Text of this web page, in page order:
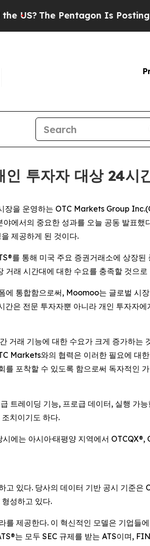
The Pentagon Is Posting
투자자 대상 24시
장을 운영하는 OTC Markets Group
에서의 중요한 성과를 오늘 공동 발표
제공하게 된 것이다.
를 통해 미국 주요 증권거래소에 상장된
거래 시간대에 대한 수요를 충족할 것으로
통합함으로써, Moomoo는 글로벌 시
은 전문 투자자뿐 아니라 개인 투자자에
래 기능에 대한 수요가 크게 증가하는
Markets와의 협력은 이러한 필요에 대
포착할 수 있도록 함으로써 독자적인
트레이딩 기능, 프로급 데이터, 실행 가
치이기도 하다.
에는 아시아·태평양 지역에서 OTCQX®,
고 있다. 당사의 데이터 기반 공시 기준
성하고 있다.
제공한다. 이 혁신적인 모델은 기업들
는 모두 SEC 규제를 받는 ATS이며,